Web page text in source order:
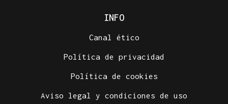
INFO
Canal ético
Política de privacidad
Política de cookies
Aviso legal y condiciones de uso